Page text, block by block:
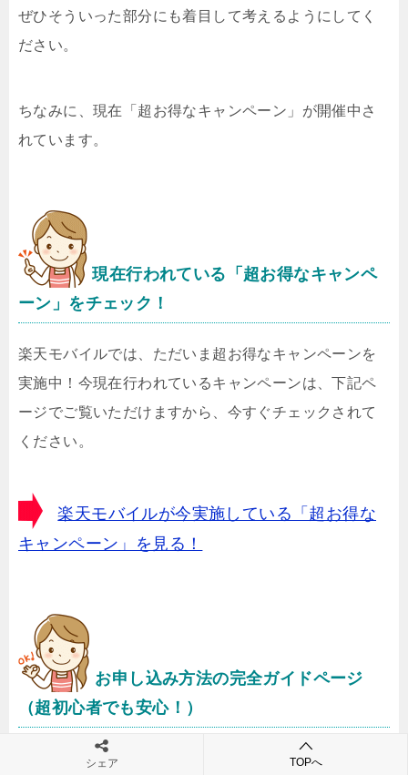
ぜひそういった部分にも着目して考えるようにしてく
ださい。
ちなみに、現在「超お得なキャンペーン」が開催中さ
れています。
現在行われている「超お得なキャンペ
ーン」をチェック！
楽天モバイルでは、ただいま超お得なキャンペーンを
実施中！今現在行われているキャンペーンは、下記ペ
ージでご覧いただけますから、今すぐチェックされて
ください。
楽天モバイルが今実施している「超お得な
キャンペーン」を見る！
お申し込み方法の完全ガイドページ
（超初心者でも安心！）
お申し込み方法に不安をお持ちの方も大丈夫！楽天モ
シェア TOPへ